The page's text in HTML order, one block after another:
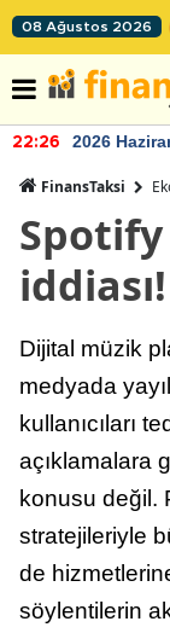
08 Ağustos 2026
22:26 2026
FinansTaksi
Dijital müzik
medyada
kullanıcıları
açıklamalara
konusu değil.
stratejileriyle
de
söylentilerin